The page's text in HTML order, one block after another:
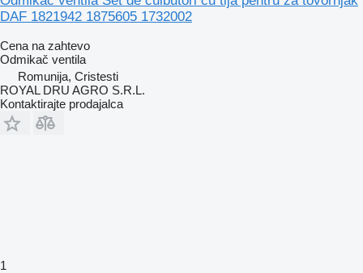
DAF 1821942 1875605 1732002
Cena na zahtevo
Odmikač ventila
Romunija, Cristesti
ROYAL DRU AGRO S.R.L.
Kontaktirajte prodajalca
1